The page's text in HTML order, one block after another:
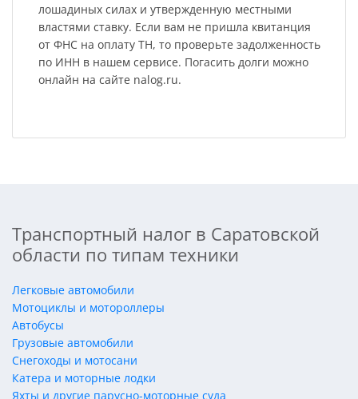
лошадиных силах и утвержденную местными
властями ставку. Если вам не пришла квитанция
от ФНС на оплату ТН, то проверьте задолженность
по ИНН в нашем сервисе. Погасить долги можно
онлайн на сайте nalog.ru.
Транспортный налог в Саратовской
области по типам техники
Легковые автомобили
Мотоциклы и мотороллеры
Автобусы
Грузовые автомобили
Снегоходы и мотосани
Катера и моторные лодки
Яхты и другие парусно-моторные суда